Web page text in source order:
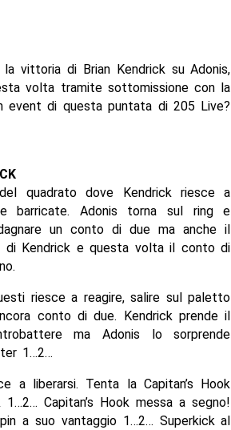
vittoria di Brian Kendrick su Adonis,
volta tramite sottomissione con la
event di questa puntata di 205 Live?
quadrato dove Kendrick riesce a
barricate. Adonis torna sul ring e
un conto di due ma anche il
di Kendrick e questa volta il conto di
riesce a reagire, salire sul paletto
conto di due. Kendrick prende il
ma Adonis lo sorprende
1…2…
a liberarsi. Tenta la Capitan’s Hook
Capitan’s Hook messa a segno!
a suo vantaggio 1…2… Superkick al